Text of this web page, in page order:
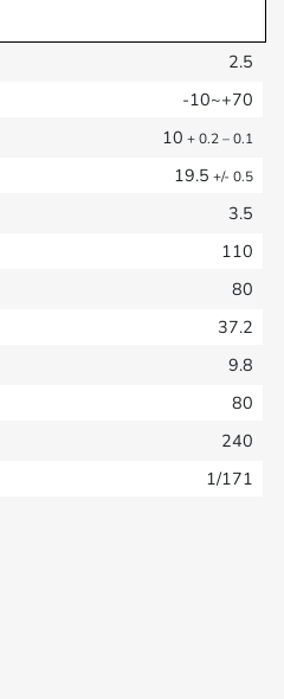
2.5
-10~+70
10 + 0.2 – 0.1
19.5 +/- 0.5
3.5
110
80
37.2
9.8
80
240
1/171